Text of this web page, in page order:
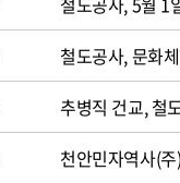
철도공사, 문화
추병직 건교, 철
천안민자역사(